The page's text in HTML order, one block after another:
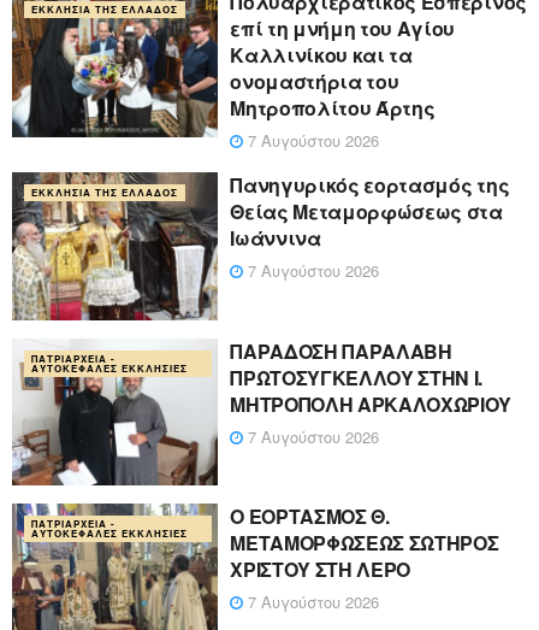
ΕΚΚΛΗΣΊΑ ΤΗΣ ΕΛΛΆΔΟΣ
επί τη μνήμη του Αγίου
Καλλινίκου και τα
ονομαστήρια του
Μητροπολίτου Άρτης
7 Αυγούστου 2026
ΕΚΚΛΗΣΊΑ ΤΗΣ ΕΛΛΆΔΟΣ
Πανηγυρικός εορτασμός της
Θείας Μεταμορφώσεως στα
Ιωάννινα
7 Αυγούστου 2026
ΠΑΤΡΙΑΡΧΕΊΑ -
ΑΥΤΟΚΈΦΑΛΕΣ ΕΚΚΛΗΣΊΕΣ
ΠΑΡΑΔΟΣΗ ΠΑΡΑΛΑΒΗ
ΠΡΩΤΟΣΥΓΚΕΛΛΟΥ ΣΤΗΝ Ι.
ΜΗΤΡΟΠΟΛΗ ΑΡΚΑΛΟΧΩΡΙΟΥ
7 Αυγούστου 2026
ΠΑΤΡΙΑΡΧΕΊΑ -
ΑΥΤΟΚΈΦΑΛΕΣ ΕΚΚΛΗΣΊΕΣ
Ο ΕΟΡΤΑΣΜΟΣ Θ.
ΜΕΤΑΜΟΡΦΩΣΕΩΣ ΣΩΤΗΡΟΣ
ΧΡΙΣΤΟΥ ΣΤΗ ΛΕΡΟ
7 Αυγούστου 2026